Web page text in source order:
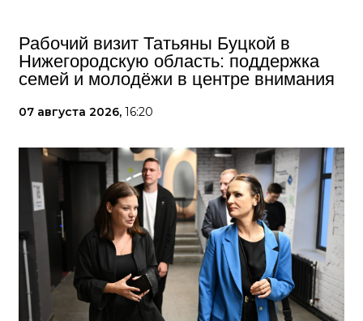
Рабочий визит Татьяны Буцкой в
Нижегородскую область: поддержка
семей и молодёжи в центре внимания
07 августа 2026, 16:20